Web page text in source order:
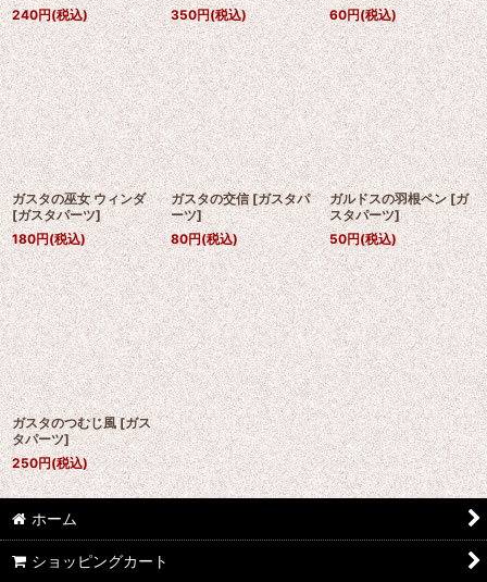
240円(税込)
350円(税込)
60円(税込)
ガスタの巫女 ウィンダ
[ガスタパーツ]
180円(税込)
ガスタの交信 [ガスタパ
ーツ]
80円(税込)
ガルドスの羽根ペン [ガ
スタパーツ]
50円(税込)
ガスタのつむじ風 [ガス
タパーツ]
250円(税込)
ホーム
ショッピングカート